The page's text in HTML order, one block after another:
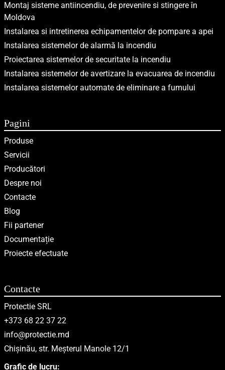
Montaj sisteme antiincendiu, de prevenire si stingere în
Moldova
Instalarea si intretinerea echipamentelor de pompare a apei
Instalarea sistemelor de alarmă la incendiu
Proiectarea sistemelor de securitate la incendiu
Instalarea sistemelor de avertizare la evacuarea de incendiu
Instalarea sistemelor automate de eliminare a fumului
Pagini
Produse
Servicii
Producători
Despre noi
Contacte
Blog
Fii partener
Documentație
Proiecte efectuate
Contacte
Protectie SRL
+373 68 22 37 22
info@protectie.md
Chișinău, str. Meșterul Manole 12/1
Grafic de lucru: